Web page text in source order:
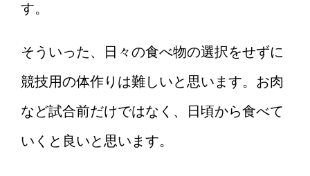
す。
そういった、日々の食べ物の選択をせずに
競技用の体作りは難しいと思います。お肉
など試合前だけではなく、日頃から食べて
いくと良いと思います。